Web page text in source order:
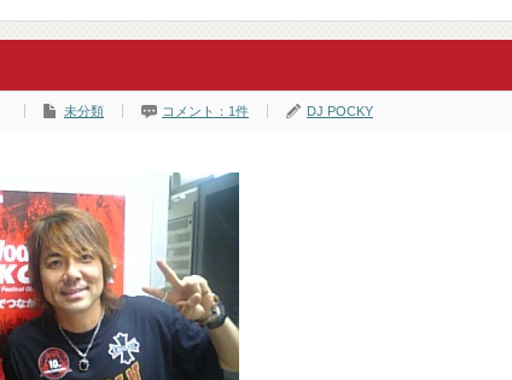
未分類 コメント：1件 DJ POCKY